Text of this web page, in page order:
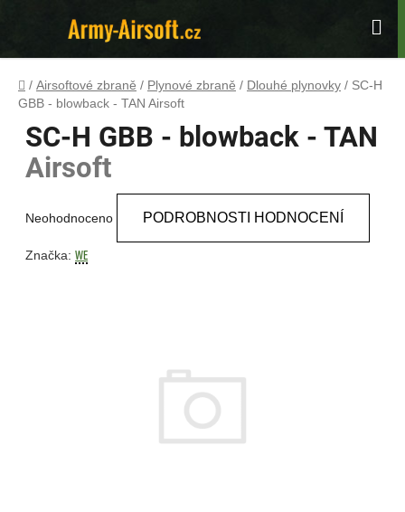
Domů
/ Airsoftové zbraně / Plynové zbraně / Dlouhé plynovky / SC-H
GBB - blowback - TAN Airsoft
SC-H GBB - blowback - TAN
Airsoft
produktu
Neohodnoceno PODROBNOSTI HODNOCENÍ
Značka:WE